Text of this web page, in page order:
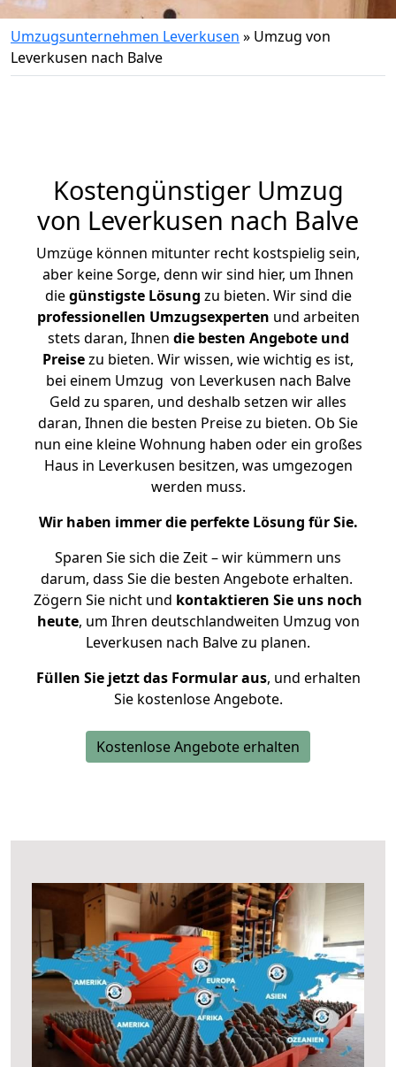
Umzugsunternehmen Leverkusen » Umzug von
Leverkusen nach Balve
Kostengünstiger Umzug
von Leverkusen nach Balve
Umzüge können mitunter recht kostspielig sein,
aber keine Sorge, denn wir sind hier, um Ihnen
diegünstigste Lösung zu bieten. Wir sind die
professionellen Umzugsexperten und arbeiten
stets daran, Ihnen die besten Angebote und
Preisezu bieten. Wir wissen, wie wichtig es ist,
bei einem Umzug von Leverkusen nach Balve
Geld zu sparen, und deshalb setzen wir alles
daran, Ihnen die besten Preise zu bieten. Ob Sie
nun eine kleine Wohnung haben oder ein großes
Haus in Leverkusen besitzen, was umgezogen
werden muss.
Wir haben immer die perfekte Lösung für Sie.
Sparen Sie sich die Zeit – wir kümmern uns
darum, dass Sie die besten Angebote erhalten.
Zögern Sie nicht und kontaktieren Sie uns noch
heute, um Ihren deutschlandweiten Umzug von
Leverkusen nach Balve zu planen.
Füllen Sie jetzt das Formular aus, und erhalten
Sie kostenlose Angebote.
Kostenlose Angebote erhalten